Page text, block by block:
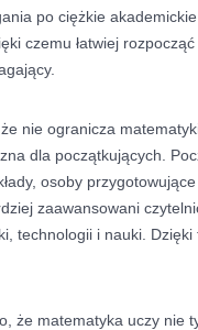
po ciężkie
czemu łatwiej
nie ogranicza
dla początkujących.
osoby
zaawansowani
technologii i nauki.
że matematyka uczy nie